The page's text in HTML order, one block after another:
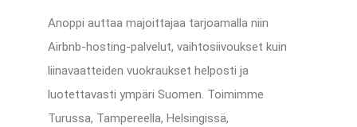
Anoppi auttaa majoittajaa tarjoamalla niin
Airbnb-hosting-palvelut, vaihtosiivoukset kuin
liinavaatteiden vuokraukset helposti ja
luotettavasti ympäri Suomen. Toimimme
Turussa, Tampereella, Helsingissä,